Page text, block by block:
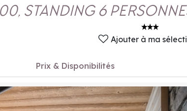
STANDING 6
Ajouter à ma
Prix & Disponibilités